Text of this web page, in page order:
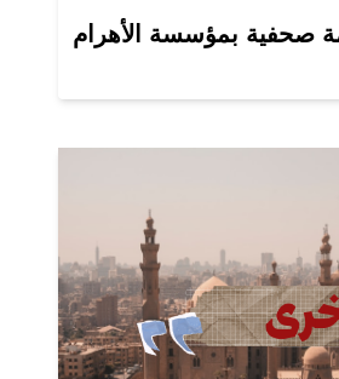
صحفية بمؤسسة الأهرام